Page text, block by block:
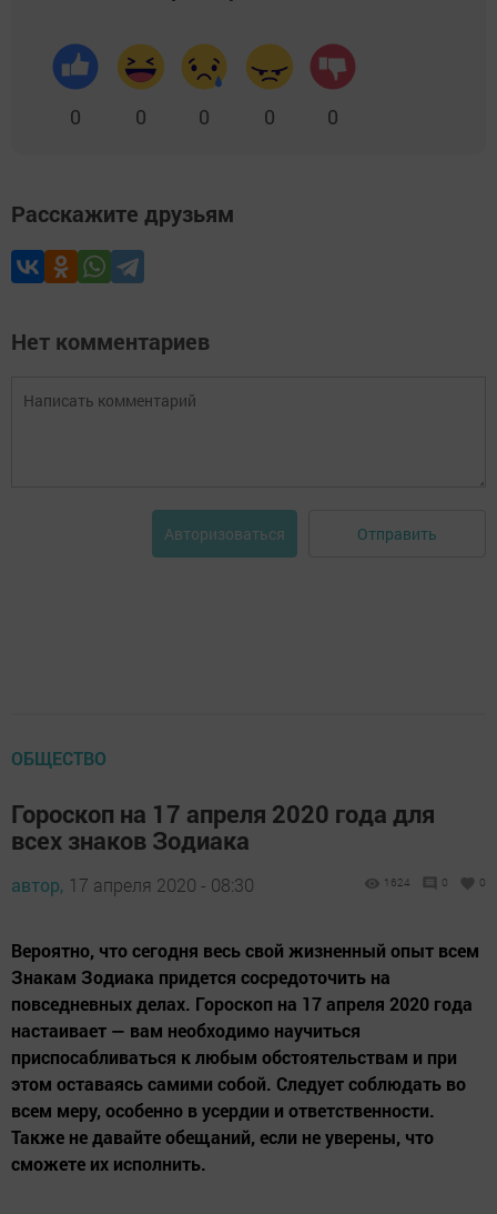
0 0 0 0 0
Расскажите друзьям
Нет комментариев
Авторизоваться Отправить
ОБЩЕСТВО
Гороскоп на 17 апреля 2020 года для
всех знаков Зодиака
автор, 17 апреля 2020 - 08:30 1624 0 0
Вероятно, что сегодня весь свой жизненный опыт всем
Знакам Зодиака придется сосредоточить на
повседневных делах. Гороскоп на 17 апреля 2020 года
настаивает — вам необходимо научиться
приспосабливаться к любым обстоятельствам и при
этом оставаясь самими собой. Следует соблюдать во
всем меру, особенно в усердии и ответственности.
Также не давайте обещаний, если не уверены, что
сможете их исполнить.